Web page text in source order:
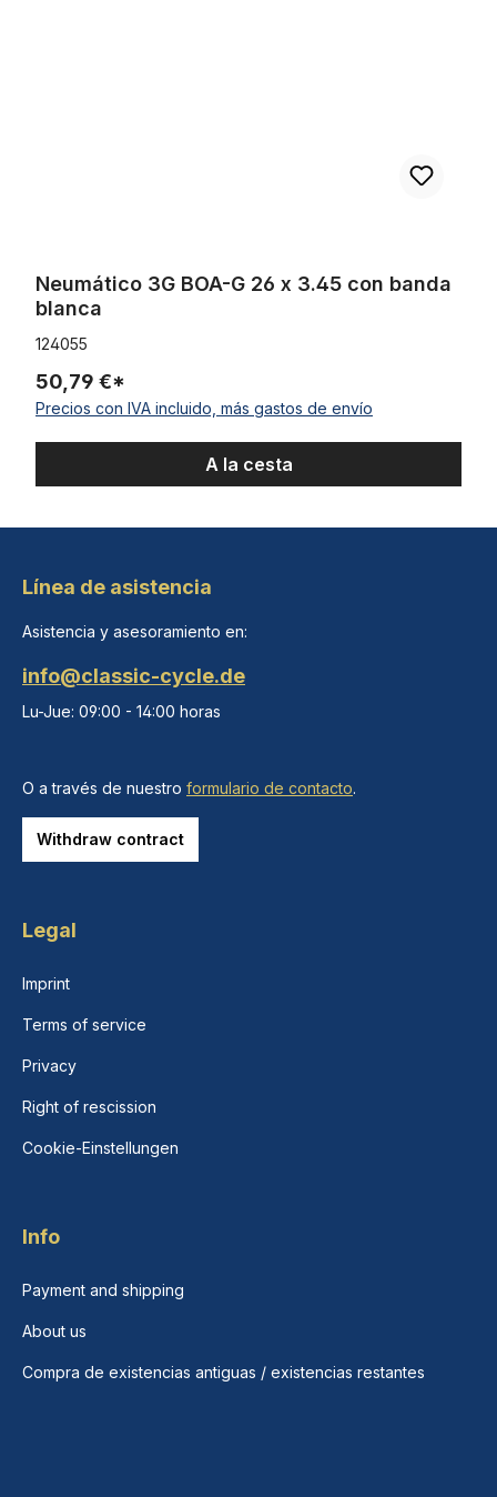
Neumático 3G BOA-G 26 x 3.45 con banda
blanca
124055
50,79 €*
Precios con IVA incluido, más gastos de envío
A la cesta
Línea de asistencia
Asistencia y asesoramiento en:
info@classic-cycle.de
Lu-Jue: 09:00 - 14:00 horas
O a través de nuestro formulario de contacto.
Withdraw contract
Legal
Imprint
Terms of service
Privacy
Right of rescission
Cookie-Einstellungen
Info
Payment and shipping
About us
Compra de existencias antiguas / existencias restantes